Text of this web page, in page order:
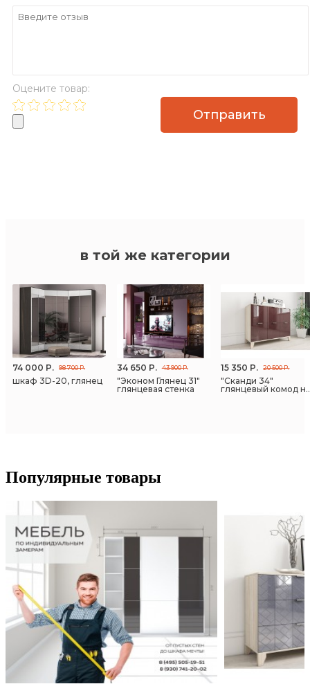
Оцените товар:
в той же категории
74 000 Р. 98 700 Р.
шкаф 3D-20, глянец
34 650 Р. 43 900 Р.
"Эконом Глянец 31"
глянцевая стенка
15 350 Р. 20 500 Р.
"Сканди 34"
глянцевый комод
Популярные товары